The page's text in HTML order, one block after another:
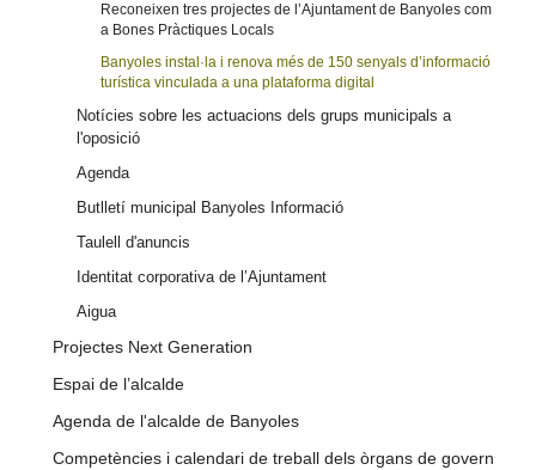
Reconeixen tres projectes de l’Ajuntament de Banyoles com
a Bones Pràctiques Locals
Banyoles instal·la i renova més de 150 senyals d’informació
turística vinculada a una plataforma digital
Notícies sobre les actuacions dels grups municipals a
l'oposició
Agenda
Butlletí municipal Banyoles Informació
Taulell d'anuncis
Identitat corporativa de l’Ajuntament
Aigua
Projectes Next Generation
Espai de l’alcalde
Agenda de l'alcalde de Banyoles
Competències i calendari de treball dels òrgans de govern